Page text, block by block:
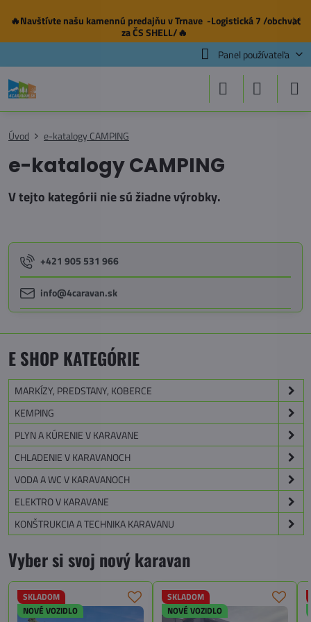
✕
🔥Navštívte našu kamennú predajňuv Trnave -Logistická 7 /obchvat
za ČS SHELL/🔥
Panel používateľa
Úvod e-katalogy CAMPING
e-katalogy CAMPING
+421 905 531 966
info@4caravan.sk
E SHOP KATEGÓRIE
MARKÍZY, PREDSTANY, KOBERCE
KEMPING
PLYN A KÚRENIE V KARAVANE
CHLADENIE V KARAVANOCH
VODA A WC V KARAVANOCH
ELEKTRO V KARAVANE
KONŠTRUKCIA A TECHNIKA KARAVANU
Vyber si svoj nový karavan
SKLADOM
NOVÉ VOZIDLO
SKLADOM
NOVÉ VOZIDLO